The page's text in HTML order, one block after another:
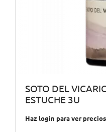
SOTO DEL
ESTUCHE 3U
Haz login para ver